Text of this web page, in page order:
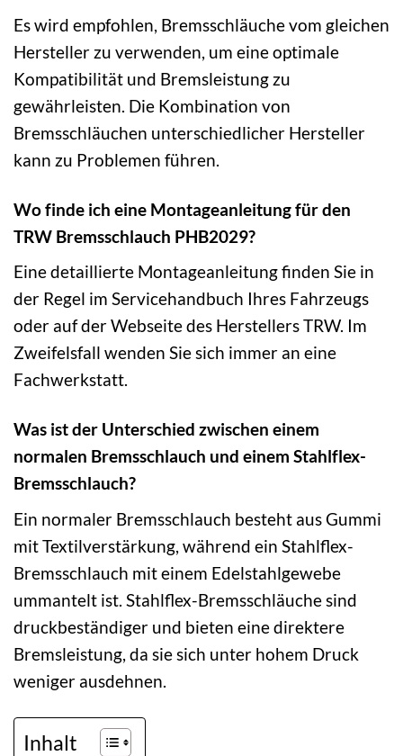
Es wird empfohlen, Bremsschläuche vom gleichen
Hersteller zu verwenden, um eine optimale
Kompatibilität und Bremsleistung zu
gewährleisten. Die Kombination von
Bremsschläuchen unterschiedlicher Hersteller
kann zu Problemen führen.
Wo finde ich eine Montageanleitung für den
TRW Bremsschlauch PHB2029?
Eine detaillierte Montageanleitung finden Sie in
der Regel im Servicehandbuch Ihres Fahrzeugs
oder auf der Webseite des Herstellers TRW. Im
Zweifelsfall wenden Sie sich immer an eine
Fachwerkstatt.
Was ist der Unterschied zwischen einem
normalen Bremsschlauch und einem Stahlflex-
Bremsschlauch?
Ein normaler Bremsschlauch besteht aus Gummi
mit Textilverstärkung, während ein Stahlflex-
Bremsschlauch mit einem Edelstahlgewebe
ummantelt ist. Stahlflex-Bremsschläuche sind
druckbeständiger und bieten eine direktere
Bremsleistung, da sie sich unter hohem Druck
weniger ausdehnen.
Inhalt